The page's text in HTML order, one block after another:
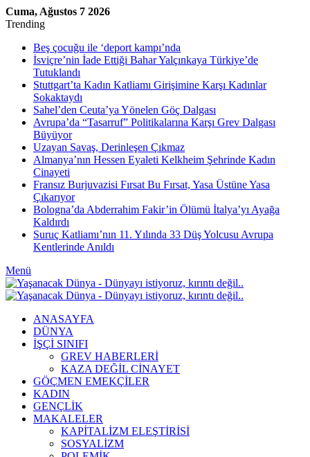
Cuma, Ağustos 7 2026
Trending
Beş çocuğu ile ‘deport kampı’nda
İsviçre’nin İade Ettiği Bahar Yalçınkaya Türkiye’de
Tutuklandı
Stuttgart’ta Kadın Katliamı Girişimine Karşı Kadınlar
Sokaktaydı
Sahel’den Ceuta’ya Yönelen Göç Dalgası
Avrupa’da “Tasarruf” Politikalarına Karşı Grev Dalgası
Büyüyor
Uzayan Savaş, Derinleşen Çıkmaz
Almanya’nın Hessen Eyaleti Kelkheim Şehrinde Kadın
Cinayeti
Fransız Burjuvazisi Fırsat Bu Fırsat, Yasa Üstüne Yasa
Çıkarıyor
Bologna’da Abderrahim Fakir’in Ölümü İtalya’yı Ayağa
Kaldırdı
Suruç Katliamı’nın 11. Yılında 33 Düş Yolcusu Avrupa
Kentlerinde Anıldı
Menü
ANASAYFA
DÜNYA
İŞÇİ SINIFI
GREV HABERLERİ
KAZA DEĞİL CİNAYET
GÖÇMEN EMEKÇİLER
KADIN
GENÇLİK
MAKALELER
KAPİTALİZM ELEŞTİRİSİ
SOSYALİZM